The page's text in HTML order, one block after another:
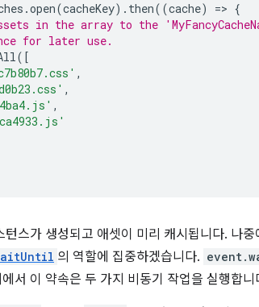
.open(cacheKey). then((cache) => {
in the array to the
for later use.
([
,
,
,
턴스가 생성되고 애셋이 미리 캐시됩니다. 나
의 역할에 집중하겠습니다.
서 이 약속은 두 가지 비동기 작업을 실행합니